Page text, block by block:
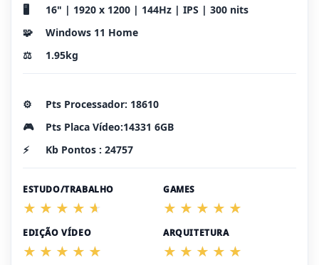
🖥️
16" | 1920 x 1200 | 144Hz | IPS | 300 nits
🧩
Windows 11 Home
⚖️
1.95kg
⚙️
Pts Processador: 18610
🎮
Pts Placa Vídeo:14331 6GB
⚡
Kb Pontos : 24757
ESTUDO/TRABALHO GAMES
EDIÇÃO VÍDEO ARQUITETURA